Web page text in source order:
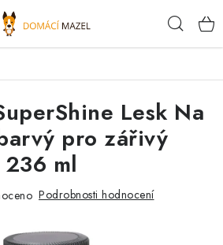
Lesk Na
pro zářivý
ml
Podrobnosti hodnocení